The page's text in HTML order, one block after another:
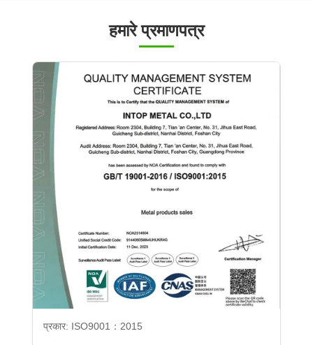
हमारे प्रमाणपत्र
प्रकार: ISO9001：2015